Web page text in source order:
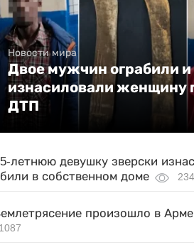
Новости мира
Двое мужчин ограбили и
изнасиловали женщину
ДТП
летнюю девушку зверски
в собственном доме
произошло в